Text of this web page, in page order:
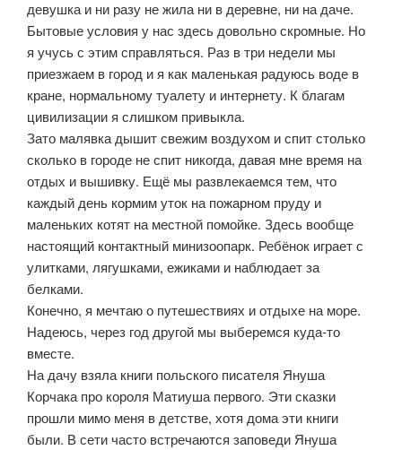
девушка и ни разу не жила ни в деревне, ни на даче.
Бытовые условия у нас здесь довольно скромные. Но
я учусь с этим справляться. Раз в три недели мы
приезжаем в город и я как маленькая радуюсь воде в
кране, нормальному туалету и интернету. К благам
цивилизации я слишком привыкла.
Зато малявка дышит свежим воздухом и спит столько
сколько в городе не спит никогда, давая мне время на
отдых и вышивку. Ещё мы развлекаемся тем, что
каждый день кормим уток на пожарном пруду и
маленьких котят на местной помойке. Здесь вообще
настоящий контактный минизоопарк. Ребёнок играет с
улитками, лягушками, ежиками и наблюдает за
белками.
Конечно, я мечтаю о путешествиях и отдыхе на море.
Надеюсь, через год другой мы выберемся куда-то
вместе.
На дачу взяла книги польского писателя Януша
Корчака про короля Матиуша первого. Эти сказки
прошли мимо меня в детстве, хотя дома эти книги
были. В сети часто встречаются заповеди Януша